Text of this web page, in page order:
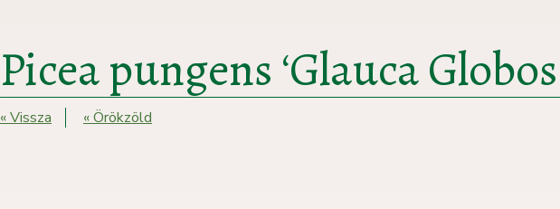
Picea pungens ‘Glauca
« Vissza « Örökzöld